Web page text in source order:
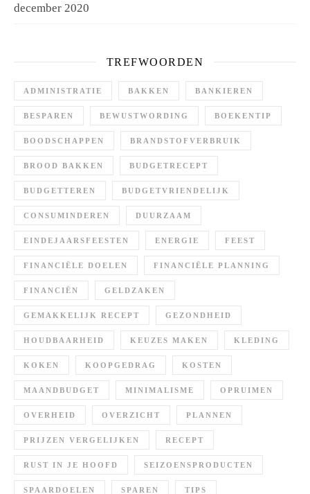
december 2020
TREFWOORDEN
ADMINISTRATIE BAKKEN BANKIEREN
BESPAREN BEWUSTWORDING BOEKENTIP
BOODSCHAPPEN BRANDSTOFVERBRUIK
BROOD BAKKEN BUDGETRECEPT
BUDGETTEREN BUDGETVRIENDELIJK
CONSUMINDEREN DUURZAAM
EINDEJAARSFEESTEN ENERGIE FEEST
FINANCIËLE DOELEN FINANCIËLE PLANNING
FINANCIËN GELDZAKEN
GEMAKKELIJK RECEPT GEZONDHEID
HOUDBAARHEID KEUZES MAKEN KLEDING
KOKEN KOOPGEDRAG KOSTEN
MAANDBUDGET MINIMALISME OPRUIMEN
OVERHEID OVERZICHT PLANNEN
PRIJZEN VERGELIJKEN RECEPT
RUST IN JE HOOFD SEIZOENSPRODUCTEN
SPAARDOELEN SPAREN TIPS